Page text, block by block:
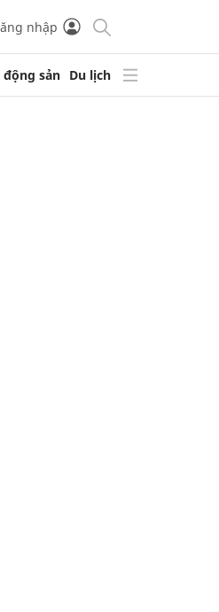
nhập
động sản Du lịch